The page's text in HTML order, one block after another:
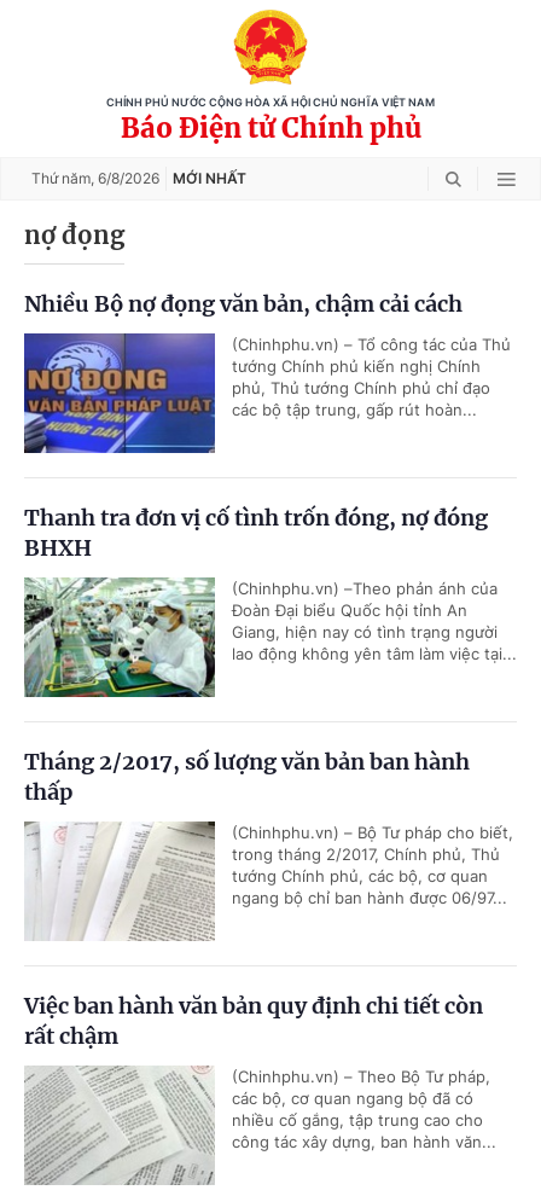
CHÍNH PHỦ NƯỚC CỘNG HÒA XÃ HỘI CHỦ NGHĨA VIỆT NAM
Báo Điện tử Chính phủ
Thứ năm, 6/8/2026 MỚI NHẤT
nợ đọng
Nhiều Bộ nợ đọng văn bản, chậm cải cách
(Chinhphu.vn) – Tổ công tác của Thủ
tướng Chính phủ kiến nghị Chính
phủ, Thủ tướng Chính phủ chỉ đạo
các bộ tập trung, gấp rút hoàn...
Thanh tra đơn vị cố tình trốn đóng, nợ đóng
BHXH
(Chinhphu.vn) –Theo phản ánh của
Đoàn Đại biểu Quốc hội tỉnh An
Giang, hiện nay có tình trạng người
lao động không yên tâm làm việc tại...
Tháng 2/2017, số lượng văn bản ban hành
thấp
(Chinhphu.vn) – Bộ Tư pháp cho biết,
trong tháng 2/2017, Chính phủ, Thủ
tướng Chính phủ, các bộ, cơ quan
ngang bộ chỉ ban hành được 06/97...
Việc ban hành văn bản quy định chi tiết còn
rất chậm
(Chinhphu.vn) – Theo Bộ Tư pháp,
các bộ, cơ quan ngang bộ đã có
nhiều cố gắng, tập trung cao cho
công tác xây dựng, ban hành văn...